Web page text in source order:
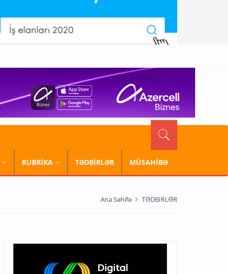
RUBRİKA TƏDBİRLƏR MÜSAHİBƏ
Ana Səhifə TƏDBİRLƏR